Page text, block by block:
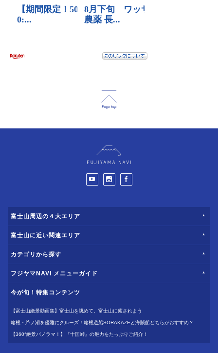
富士山周辺の４大エリア
富士山に近い関連エリア
カテゴリから探す
フジヤマNAVI メニューガイド
今が旬！特集コンテンツ
【富士山絶景動画集】富士山を眺めて、富士山に癒されよう
箱根・芦ノ湖を優雅にクルーズ！箱根遊船SORAKAZEと海賊船どちらがおすすめ？
【360°絶景パノラマ！】『十国峠』の魅力をたっぷりご紹介！